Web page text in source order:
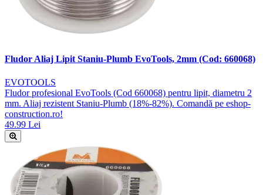
Fludor Aliaj Lipit Staniu-Plumb EvoTools, 2mm (Cod: 660068)
EVOTOOLS
Fludor profesional EvoTools (Cod 660068) pentru lipit, diametru 2
mm. Aliaj rezistent Staniu-Plumb (18%-82%). Comandă pe eshop-
construction.ro!
49.99 Lei